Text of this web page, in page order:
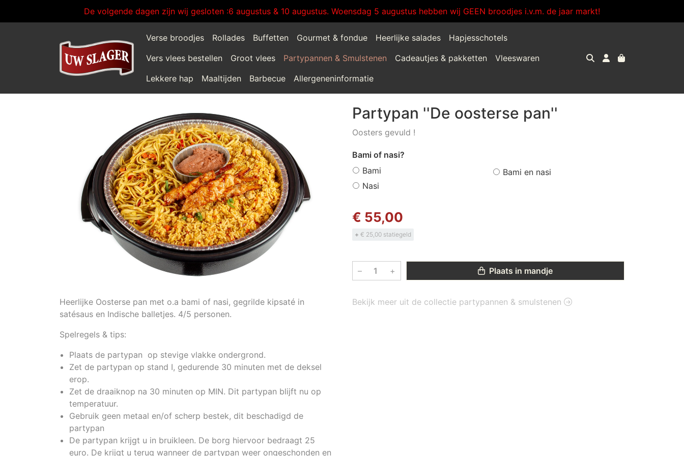
De volgende dagen zijn wij gesloten :6 augustus & 10 augustus. Woensdag 5 augustus hebben wij GEEN broodjes i.v.m. de jaar markt!
Verse broodjes Rollades Buffetten Gourmet & fondue Heerlijke salades
Hapjesschotels
Vers vlees bestellen
Groot vlees Partypannen & Smulstenen Cadeautjes & pakketten
Vleeswaren
Lekkere hap
Maaltijden Barbecue Allergeneninformatie
Heerlijke Oosterse pan met o.a bami of nasi, gegrilde kipsaté in
satésaus en Indische balletjes. 4/5 personen.
Spelregels & tips:
Plaats de partypan op stevige vlakke ondergrond.
Zet de partypan op stand I, gedurende 30 minuten met de deksel
erop.
Zet de draaiknop na 30 minuten op MIN. Dit partypan blijft nu op
temperatuur.
Gebruik geen metaal en/of scherp bestek, dit beschadigd de
partypan
De partypan krijgt u in bruikleen. De borg hiervoor bedraagt 25
euro. De krijgt u terug wanneer de partypan weer ongeschonden en
Partypan ''De oosterse pan''
Oosters gevuld !
Bami of nasi?
Bami
Nasi
Bami en nasi
€ 55,00
+ € 25,00 statiegeld
– + Plaats in mandje
Bekijk meer uit de collectie partypannen & smulstenen